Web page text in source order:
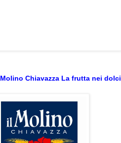
Molino Chiavazza La frutta nei dolci